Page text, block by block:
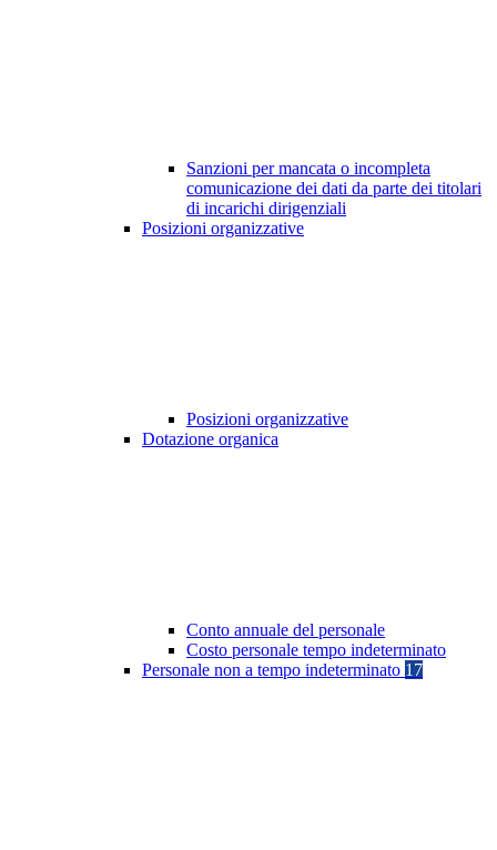
Sanzioni per mancata o incompleta
comunicazione dei dati da parte dei titolari
di incarichi dirigenziali
Posizioni organizzative
Posizioni organizzative
Dotazione organica
Conto annuale del personale
Costo personale tempo indeterminato
Personale non a tempo indeterminato 17